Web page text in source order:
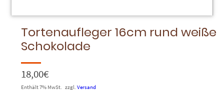
Tortenaufleger 16cm rund weiße
Schokolade
18,00€
Enthält 7% MwSt. zzgl.Versand